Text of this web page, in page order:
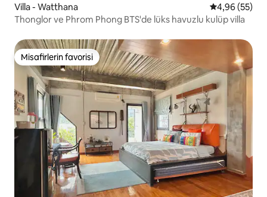
Villa - Watthana 5 üzerinden
4,96 (55)
Thonglor ve Phrom Phong BTS'de lüks havuzlu kulüp villa
Misafirlerin favorisi
Misafirlerin favorisi